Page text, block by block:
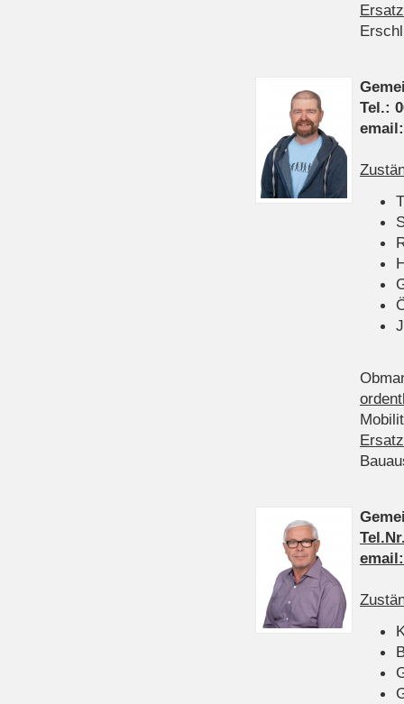
Tel.: